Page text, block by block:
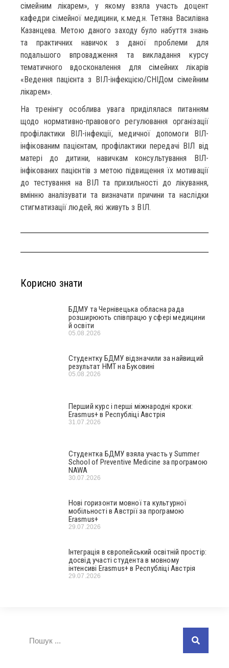
сімейним лікарем», у якому взяла участь доцент
кафедри сімейної медицини, к.мед.н. Тетяна Василівна
Казанцева. Метою даного заходу було набуття знань
та практичних навичок з даної проблеми для
подальшого впровадження та викладання курсу
тематичного вдосконалення для сімейних лікарів
«Ведення пацієнта з ВІЛ-інфекцією/СНІДом сімейним
лікарем».
На тренінгу особлива увага приділялася питанням
щодо нормативно-правового регулювання організації
профілактики ВІЛ-інфекції, медичної допомоги ВІЛ-
інфікованим пацієнтам, профілактики передачі ВІЛ від
матері до дитини, навичкам консультування ВІЛ-
інфікованих пацієнтів з метою підвищення їх мотивації
до тестування на ВІЛ та прихильності до лікування,
вмінню аналізувати та визначати причини та наслідки
стигматизації людей, які живуть з ВІЛ.
Корисно знати
БДМУ та Чернівецька обласна рада
розширюють співпрацю у сфері медицини
й освіти
05.08.2026
Студентку БДМУ відзначили за найвищий
результат НМТ на Буковині
05.08.2026
Перший курс і перші міжнародні кроки:
Erasmus+ в Республіці Австрія
31.07.2026
Студентка БДМУ взяла участь у Summer
School of Preventive Medicine за програмою
NAWA
30.07.2026
Нові горизонти мовної та культурної
мобільності в Австрії за програмою
Erasmus+
29.07.2026
Інтеграція в європейський освітній простір:
досвід участі студента в мовному
інтенсиві Erasmus+ в Республіці Австрія
29.07.2026